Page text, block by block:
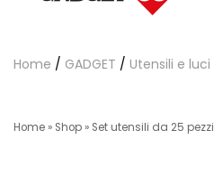
Home / GADGET / Utensili e luci
Home » Shop » Set utensili da 25 pezzi